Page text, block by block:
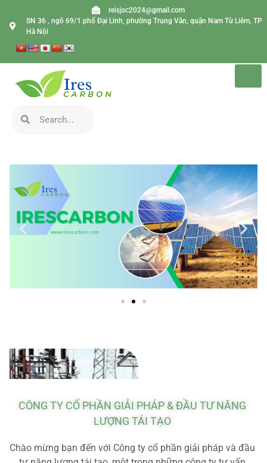
reisjsc2024@gmail.com
SN 36 , ngõ 69/1 phố Đại Linh, phường Trung Văn, quận Nam Từ Liêm, TP
Hà Nội
CÔNG TY CỔ PHẦN GIẢI PHÁP & ĐẦU TƯ NĂNG
LƯỢNG TÁI TẠO
Chào mừng bạn đến với Công ty cổ phần giải pháp và đầu